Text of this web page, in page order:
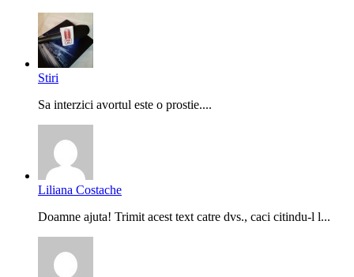
Stiri
Sa interzici avortul este o prostie....
Liliana Costache
Doamne ajuta! Trimit acest text catre dvs., caci citindu-l l...